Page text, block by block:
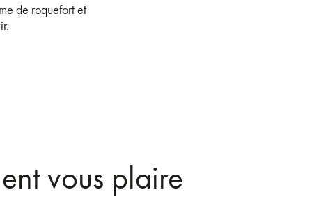
de roquefort et
vous plaire